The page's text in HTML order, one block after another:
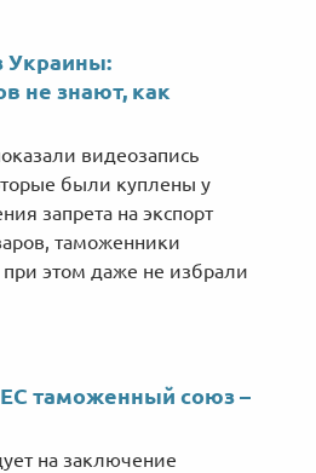
Украины:
не знают, как
видеозапись
были куплены у
запрета на экспорт
таможенники
этом даже не избрали
таможенный союз –
на заключение